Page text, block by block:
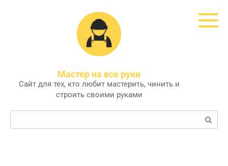
Мастер на все руки
Сайт для тех, кто любит мастерить, чинить и
строить своими руками
Поиск: